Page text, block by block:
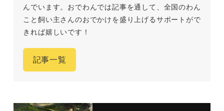
んでいます。おでわんでは記事を通して、全国のわん
こと飼い主さんのおでかけを盛り上げるサポートがで
きれば嬉しいです！
記事一覧